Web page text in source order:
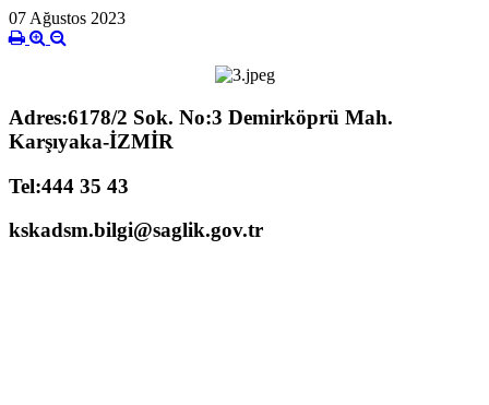
07 Ağustos 2023
Adres:6178/2 Sok. No:3 Demirköprü Mah.
Karşıyaka-İZMİR
Tel:444 35 43
kskadsm.bilgi@saglik.gov.tr